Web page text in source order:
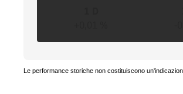
Le performance storiche non costituiscono